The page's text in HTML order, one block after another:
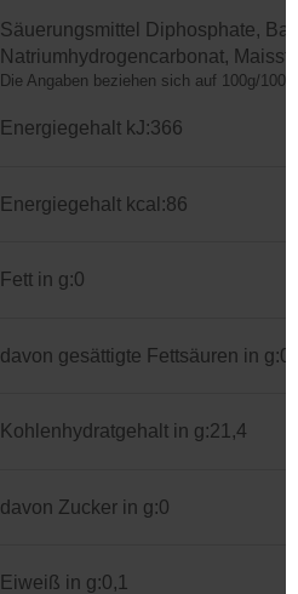
Säuerungsmittel Diphosphate,
Natriumhydrogencarbonat,
Die Angaben beziehen sich auf 100g/
Energiegehalt kJ:366
Energiegehalt kcal:86
Fett in g:0
davon gesättigte Fettsäuren in g:0
Kohlenhydratgehalt in g:21,4
davon Zucker in g:0
Eiweiß in g:0,1